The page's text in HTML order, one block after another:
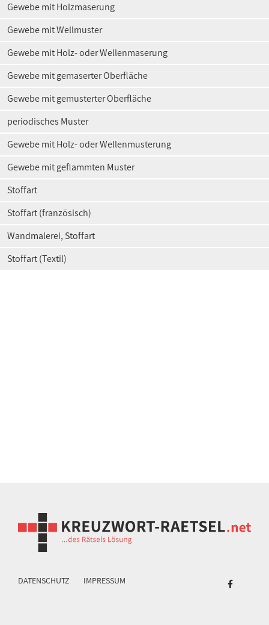
Gewebe mit Holzmaserung
Gewebe mit Wellmuster
Gewebe mit Holz- oder Wellenmaserung
Gewebe mit gemaserter Oberfläche
Gewebe mit gemusterter Oberfläche
periodisches Muster
Gewebe mit Holz- oder Wellenmusterung
Gewebe mit geflammten Muster
Stoffart
Stoffart (französisch)
Wandmalerei, Stoffart
Stoffart (Textil)
DATENSCHUTZ IMPRESSUM